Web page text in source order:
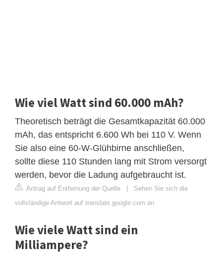
Wie viel Watt sind 60.000 mAh?
Theoretisch beträgt die Gesamtkapazität 60.000
mAh, das entspricht 6.600 Wh bei 110 V. Wenn
Sie also eine 60-W-Glühbirne anschließen,
sollte diese 110 Stunden lang mit Strom versorgt
werden, bevor die Ladung aufgebraucht ist.
Antrag auf Entfernung der Quelle | Sehen Sie sich die
vollständige Antwort auf translate.google.com an
Wie viele Watt sind ein
Milliampere?